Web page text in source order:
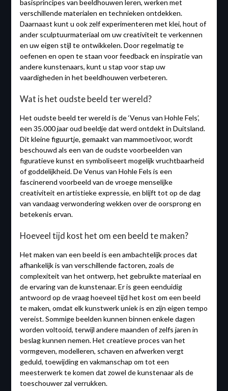
basisprincipes van beeldhouwen leren, werken met
verschillende materialen en technieken ontdekken.
Daarnaast kunt u ook zelf experimenteren met klei, hout of
ander sculptuurmateriaal om uw creativiteit te verkennen
en uw eigen stijl te ontwikkelen. Door regelmatig te
oefenen en open te staan voor feedback en inspiratie van
andere kunstenaars, kunt u stap voor stap uw
vaardigheden in het beeldhouwen verbeteren.
Wat is het oudste beeld ter wereld?
Het oudste beeld ter wereld is de ‘Venus van Hohle Fels’,
een 35.000 jaar oud beeldje dat werd ontdekt in Duitsland.
Dit kleine figuurtje, gemaakt van mammoetivoor, wordt
beschouwd als een van de oudste voorbeelden van
figuratieve kunst en symboliseert mogelijk vruchtbaarheid
of goddelijkheid. De Venus van Hohle Fels is een
fascinerend voorbeeld van de vroege menselijke
creativiteit en artistieke expressie, en blijft tot op de dag
van vandaag verwondering wekken over de oorsprong en
betekenis ervan.
Hoeveel tijd kost het om een beeld te maken?
Het maken van een beeld is een ambachtelijk proces dat
afhankelijk is van verschillende factoren, zoals de
complexiteit van het ontwerp, het gebruikte materiaal en
de ervaring van de kunstenaar. Er is geen eenduidig
antwoord op de vraag hoeveel tijd het kost om een beeld
te maken, omdat elk kunstwerk uniek is en zijn eigen tempo
vereist. Sommige beelden kunnen binnen enkele dagen
worden voltooid, terwijl andere maanden of zelfs jaren in
beslag kunnen nemen. Het creatieve proces van het
vormgeven, modelleren, schaven en afwerken vergt
geduld, toewijding en vakmanschap om tot een
meesterwerk te komen dat zowel de kunstenaar als de
toeschouwer zal verrukken.